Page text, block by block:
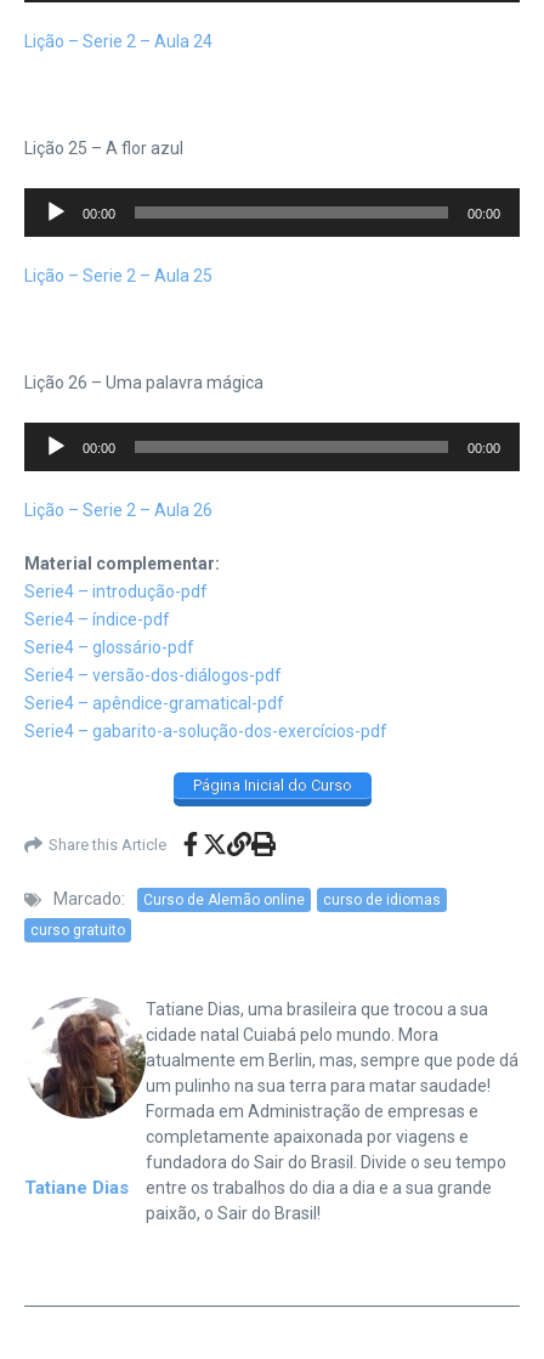
Lição – Serie 2 – Aula 24
Lição 25 – A flor azul
Tocador
00:00 00:00
Lição – Serie 2 – Aula 25
Lição 26 – Uma palavra mágica
Tocador
00:00 00:00
Lição – Serie 2 – Aula 26
Material complementar:
Serie4 – introdução-pdf
Serie4 – índice-pdf
Serie4 – glossário-pdf
Serie4 – versão-dos-diálogos-pdf
Serie4 – apêndice-gramatical-pdf
Serie4 – gabarito-a-solução-dos-exercícios-pdf
Página Inicial do Curso
Share this Article
Marcado: Curso de Alemão online
curso de idiomas
curso gratuito
Tatiane Dias
Tatiane Dias, uma brasileira que trocou a sua
cidade natal Cuiabá pelo mundo. Mora
atualmente em Berlin, mas, sempre que pode dá
um pulinho na sua terra para matar saudade!
Formada em Administração de empresas e
completamente apaixonada por viagens e
fundadora do Sair do Brasil. Divide o seu tempo
entre os trabalhos do dia a dia e a sua grande
paixão, o Sair do Brasil!